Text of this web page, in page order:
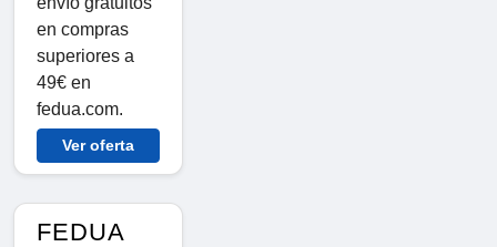
en compras
superiores a
49€ en
fedua.com.
Ver oferta
FEDUA